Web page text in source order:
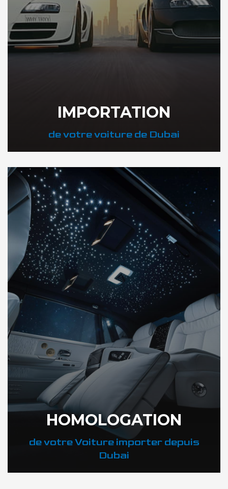
IMPORTATION
de votre voiture de Dubai
DÉCOUVREZ NOTRE IMPORTATION AUTO DUBAI
HOMOLOGATION
de votre Voiture importer depuis
Dubai